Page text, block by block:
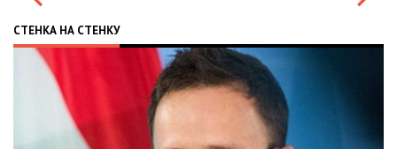
СТЕНКА НА СТЕНКУ